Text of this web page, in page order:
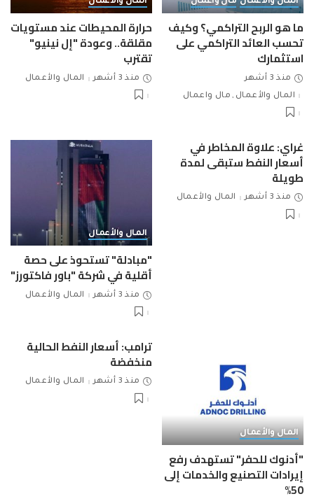
ما هو الربح التراكمي؟ وكيف
تحسب العائد التراكمي على
استثمارك
منذ 3 أشهر
المال والأعمال
مال واعمال
حرارة المحيطات عند مستويات
مقلقة.. وعودة "إل نينيو"
تقترب
منذ 3 أشهر المال والأعمال
غراي: علاوة المخاطر في
أسعار النفط ستبقى لمدة
طويلة
منذ 3 أشهر المال والأعمال
المال والأعمال
"مبادلة" تستحوذ على حصة
أقلية في شركة "باور فاكتورز"
منذ 3 أشهر المال والأعمال
المال والأعمال
"أدنوك للحفر" تستهدف رفع
إيرادات التصنيع والخدمات إلى
50%
ترامب: أسعار النفط الحالية
منخفضة
منذ 3 أشهر المال والأعمال